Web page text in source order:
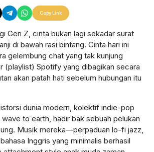
Copy Link
Gen Z, cinta bukan lagi sekadar surat
di bawah rasi bintang. Cinta hari ini
gelembung chat yang tak kunjung
(playlist) Spotify yang dibagikan secara
akan patah hati sebelum hubungan itu
dunia modern, kolektif indie-pop
wave to earth, hadir bak sebuah pelukan
Musik mereka—perpaduan lo-fi jazz,
Inggris yang minimalis berhasil